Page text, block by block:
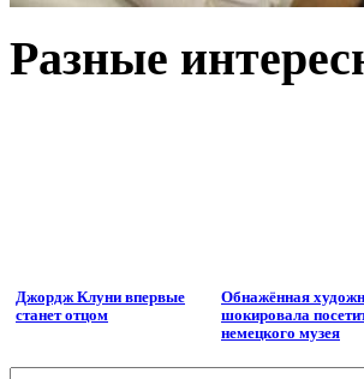
Разные
Джордж Клуни впервые
станет отцом
Обнажённая
шокировала
немецкого музея